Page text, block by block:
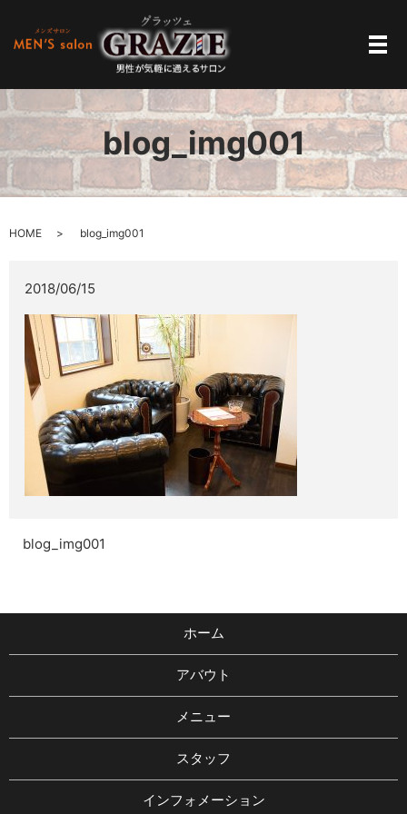
メ
blog_img001
HOME blog_img001
2018/06/15
blog_img001
ホーム
アバウト
メニュー
スタッフ
インフォメーション